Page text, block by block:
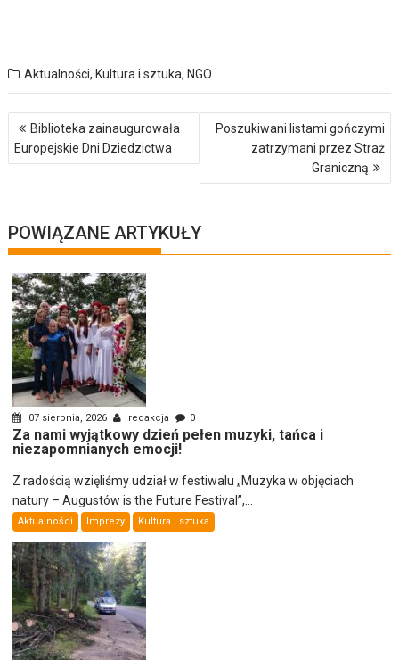
Aktualności, Kultura i sztuka, NGO
Nawigacja
wpisu
Biblioteka zainaugurowała
Europejskie Dni Dziedzictwa
Poszukiwani listami gończymi
zatrzymani przez Straż
Graniczną
POWIĄZANE ARTYKUŁY
07 sierpnia, 2026 redakcja 0
Za nami wyjątkowy dzień pełen muzyki, tańca i
niezapomnianych emocji!
Z radością wzięliśmy udział w festiwalu „Muzyka w objęciach
natury – Augustów is the Future Festival”,...
Aktualności Imprezy Kultura i sztuka